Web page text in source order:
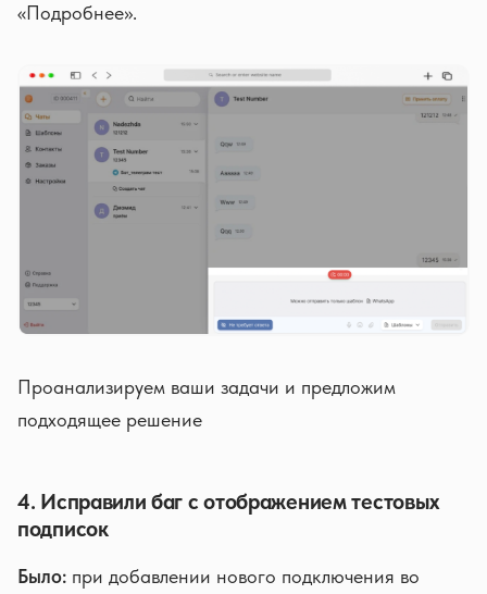
«Подробнее».
Проанализируем ваши задачи и предложим
подходящее решение
4. Исправили баг с отображением тестовых
подписок
Было: при добавлении нового подключения во